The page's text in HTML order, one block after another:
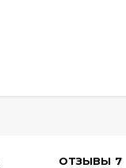
ОТЗЫВЫ 7